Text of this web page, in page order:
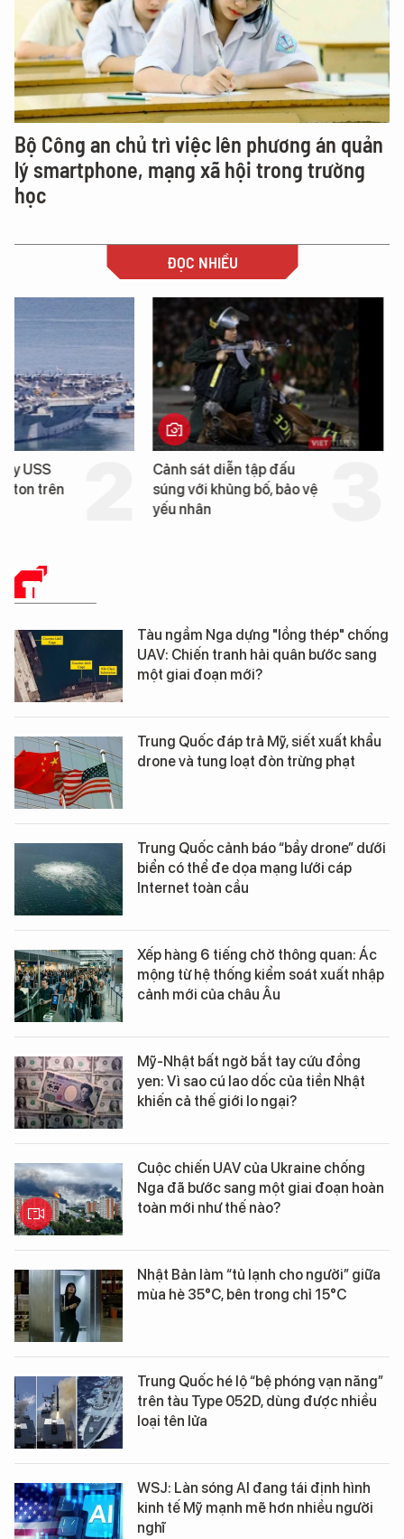
Bộ Công an chủ trì việc lên phương án quản
lý smartphone, mạng xã hội trong trường
học
ĐỌC NHIỀU
Cảnh sát diễn tập đấu
súng với khủng bố, bảo vệ
Hình ảnh đầu tiên về
tàu sân bay USS
THẾ GIỚI
Tàu ngầm Nga dựng "lồng thép" chống
UAV: Chiến tranh hải quân bước sang
một giai đoạn mới?
Trung Quốc đáp trả Mỹ, siết xuất khẩu
drone và tung loạt đòn trừng phạt
Trung Quốc cảnh báo “bầy drone” dưới
biển có thể đe dọa mạng lưới cáp
Internet toàn cầu
Xếp hàng 6 tiếng chờ thông quan: Ác
mộng từ hệ thống kiểm soát xuất nhập
cảnh mới của châu Âu
Mỹ-Nhật bất ngờ bắt tay cứu đồng
yen: Vì sao cú lao dốc của tiền Nhật
khiến cả thế giới lo ngại?
Cuộc chiến UAV của Ukraine chống
Nga đã bước sang một giai đoạn hoàn
toàn mới như thế nào?
Nhật Bản làm “tủ lạnh cho người” giữa
mùa hè 35°C, bên trong chỉ 15°C
Trung Quốc hé lộ “bệ phóng vạn năng”
trên tàu Type 052D, dùng được nhiều
loại tên lửa
WSJ: Làn sóng AI đang tái định hình
kinh tế Mỹ mạnh mẽ hơn nhiều người
nghĩ